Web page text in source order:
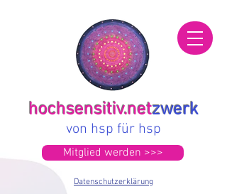
hochsensitiv.netzwerk
von hsp für hsp
Datenschutzerklärung
Mitglied werden >>>